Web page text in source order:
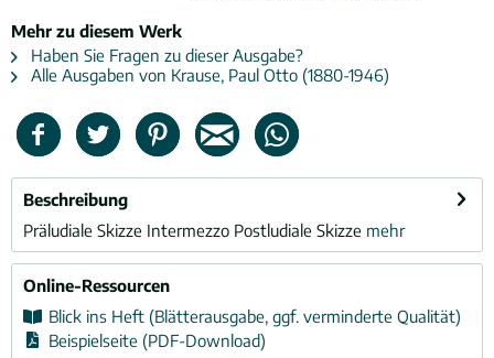
Mehr zu diesem Werk
Haben Sie Fragen zu dieser Ausgabe?
Alle Ausgaben von Krause, Paul Otto (1880-1946)
Beschreibung
Präludiale Skizze Intermezzo Postludiale Skizze mehr
Online-Ressourcen
Blick ins Heft (Blätterausgabe, ggf. verminderte Qualität)
Beispielseite (PDF-Download)